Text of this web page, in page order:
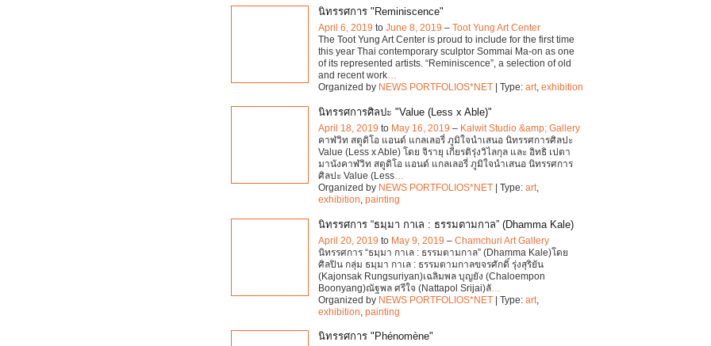
นิทรรศการ "Reminiscence"
April 6, 2019 to June 8, 2019 – Toot Yung Art Center
The Toot Yung Art Center is proud to include for the first time
this year Thai contemporary sculptor Sommai Ma-on as one
of its represented artists. “Reminiscence”, a selection of old
and recent work…
Organized by NEWS PORTFOLIOS*NET | Type: art, exhibition
นิทรรศการศิลปะ "Value (Less x Able)"
April 18, 2019 to May 16, 2019 – Kalwit Studio &amp; Gallery
คาฬวิท สตูดิโอ แอนด์ แกลเลอรี่ ภูมิใจนำเสนอ นิทรรศการศิลปะ
Value (Less x Able) โดย จิรายุ เกียรติรุ่งวิไลกุล และ อิทธิ เปตา
มานังคาฬวิท สตูดิโอ แอนด์ แกลเลอรี่ ภูมิใจนำเสนอ นิทรรศการ
ศิลปะ Value (Less…
Organized by NEWS PORTFOLIOS*NET | Type: art,
exhibition, painting
นิทรรศการ “ธมฺมา กาเล : ธรรมตามกาล” (Dhamma Kale)
April 20, 2019 to May 9, 2019 – Chamchuri Art Gallery
นิทรรศการ “ธมฺมา กาเล : ธรรมตามกาล” (Dhamma Kale)โดย
ศิลปิน กลุ่ม ธมฺมา กาเล : ธรรมตามกาลขจรศักดิ์ รุ่งสุริยัน
(Kajonsak Rungsuriyan)เฉลิมพล บุญยัง (Chaloempon
Boonyang)ณัฐพล ศรีใจ (Nattapol Srijai)ลั
Organized by NEWS PORTFOLIOS*NET | Type: art
exhibition painting
นิทรรศการ "Phénomène"